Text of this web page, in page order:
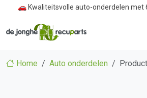
🚗 Kwaliteitsvolle auto-onderdelen met
Home Auto onderdelen Product